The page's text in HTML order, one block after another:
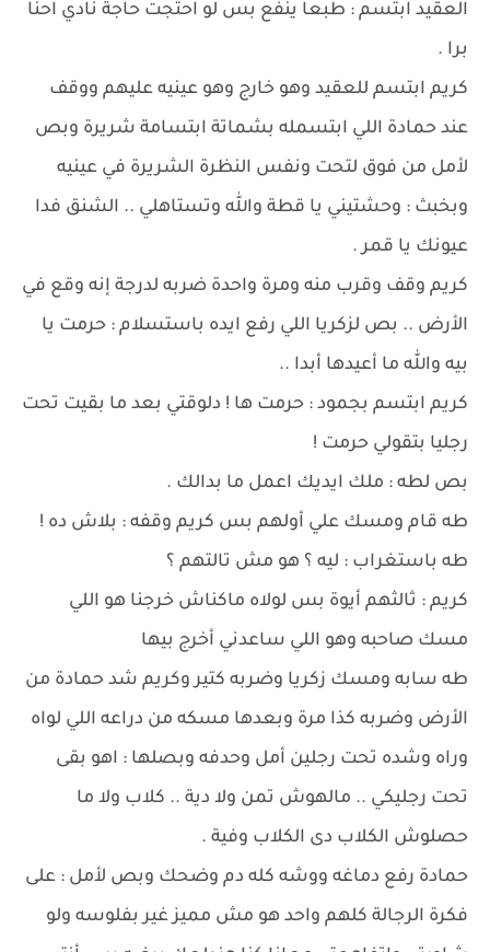
العقيد ابتسم : طبعا ينفع بس لو احتجت حاجة نادي احنا
برا .
كريم ابتسم للعقيد وهو خارج وهو عينيه عليهم ووقف
عند حمادة اللي ابتسمله بشماتة ابتسامة شريرة وبص
لأمل من فوق لتحت ونفس النظرة الشريرة في عينيه
وبخبث : وحشتيني يا قطة والله وتستاهلي .. الشنق فدا
عيونك يا قمر .
كريم وقف وقرب منه ومرة واحدة ضربه لدرجة إنه وقع في
الأرض .. بص لزكريا اللي رفع ايده باستسلام : حرمت يا
بيه والله ما أعيدها أبدا ..
كريم ابتسم بجمود : حرمت ها ! دلوقتي بعد ما بقيت تحت
رجليا بتقولي حرمت !
بص لطه : ملك ايديك اعمل ما بدالك .
طه قام ومسك علي أولهم بس كريم وقفه : بلاش ده !
طه باستغراب : ليه ؟ هو مش تالتهم ؟
كريم : ثالثهم أيوة بس لولاه ماكناش خرجنا هو اللي
مسك صاحبه وهو اللي ساعدني أخرج بيها
طه سابه ومسك زكريا وضربه كتير وكريم شد حمادة من
الأرض وضربه كذا مرة وبعدها مسكه من دراعه اللي لواه
وراه وشده تحت رجلين أمل وحدفه وبصلها : اهو بقى
تحت رجليكي .. مالهوش تمن ولا دية .. كلاب ولا ما
حصلوش الكلاب دى الكلاب وفية .
حمادة رفع دماغه ووشه كله دم وضحك وبص لأمل : على
فكرة الرجالة كلهم واحد هو مش مميز غير بفلوسه ولو